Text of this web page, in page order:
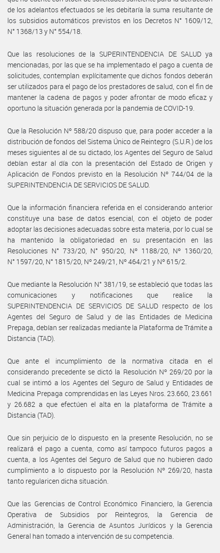
de los adelantos efectuados se les debitaría la suma resultante de
los subsidios automáticos previstos en los Decretos N° 1609/12,
N° 1368/13 y N° 554/18.
Que las resoluciones de la SUPERINTENDENCIA DE SALUD ya
mencionadas, por las que se ha implementado el pago a cuenta de
solicitudes, contemplan explícitamente que dichos fondos deberán
ser utilizados para el pago de los prestadores de salud, con el fin de
mantener la cadena de pagos y poder afrontar de modo eficaz y
oportuno la situación generada por la pandemia de COVID-19.
Que la Resolución Nº 588/20 dispuso que, para poder acceder a la
distribución de fondos del Sistema Único de Reintegro (S.U.R.) de los
meses siguientes al de su dictado, los Agentes del Seguro de Salud
debían estar al día con la presentación del Estado de Origen y
Aplicación de Fondos previsto en la Resolución Nº 744/04 de la
SUPERINTENDENCIA DE SERVICIOS DE SALUD.
Que la información financiera referida en el considerando anterior
constituye una base de datos esencial, con el objeto de poder
adoptar las decisiones adecuadas sobre esta materia, por lo cual se
ha mantenido la obligatoriedad en su presentación en las
Resoluciones N° 733/20, N° 950/20, Nº 1188/20, Nº 1360/20,
N° 1597/20, N° 1815/20, Nº 249/21, Nº 464/21 y Nº 615/2.
Que mediante la Resolución N° 381/19, se estableció que todas las
comunicaciones y notificaciones que realice la
SUPERINTENDENCIA DE SERVICIOS DE SALUD respecto de los
Agentes del Seguro de Salud y de las Entidades de Medicina
Prepaga, debían ser realizadas mediante la Plataforma de Trámite a
Distancia (TAD).
Que ante el incumplimiento de la normativa citada en el
considerando precedente se dictó la Resolución Nº 269/20 por la
cual se intimó a los Agentes del Seguro de Salud y Entidades de
Medicina Prepaga comprendidas en las Leyes Nros. 23.660, 23.661
y 26.682 a que efectúen el alta en la plataforma de Trámite a
Distancia (TAD).
Que sin perjuicio de lo dispuesto en la presente Resolución, no se
realizará el pago a cuenta, como así tampoco futuros pagos a
cuenta, a los Agentes del Seguro de Salud que no hubieren dado
cumplimiento a lo dispuesto por la Resolución Nº 269/20, hasta
tanto regularicen dicha situación.
Que las Gerencias de Control Económico Financiero, la Gerencia
Operativa de Subsidios por Reintegros, la Gerencia de
Administración, la Gerencia de Asuntos Jurídicos y la Gerencia
General han tomado a intervención de su competencia.